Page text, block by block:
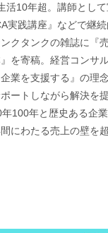
活10年超。講師とし
実践講座』などで継
クタンクの雑誌に『
を寄稿。経営コンサ
企業を支援する』の理
ートしながら解決を
100年と歴史ある企
にわたる売上の壁を